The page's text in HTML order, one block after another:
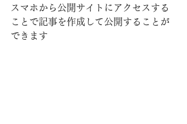
スマホから公開サイトにアクセスする
ことで記事を作成して公開することが
できます